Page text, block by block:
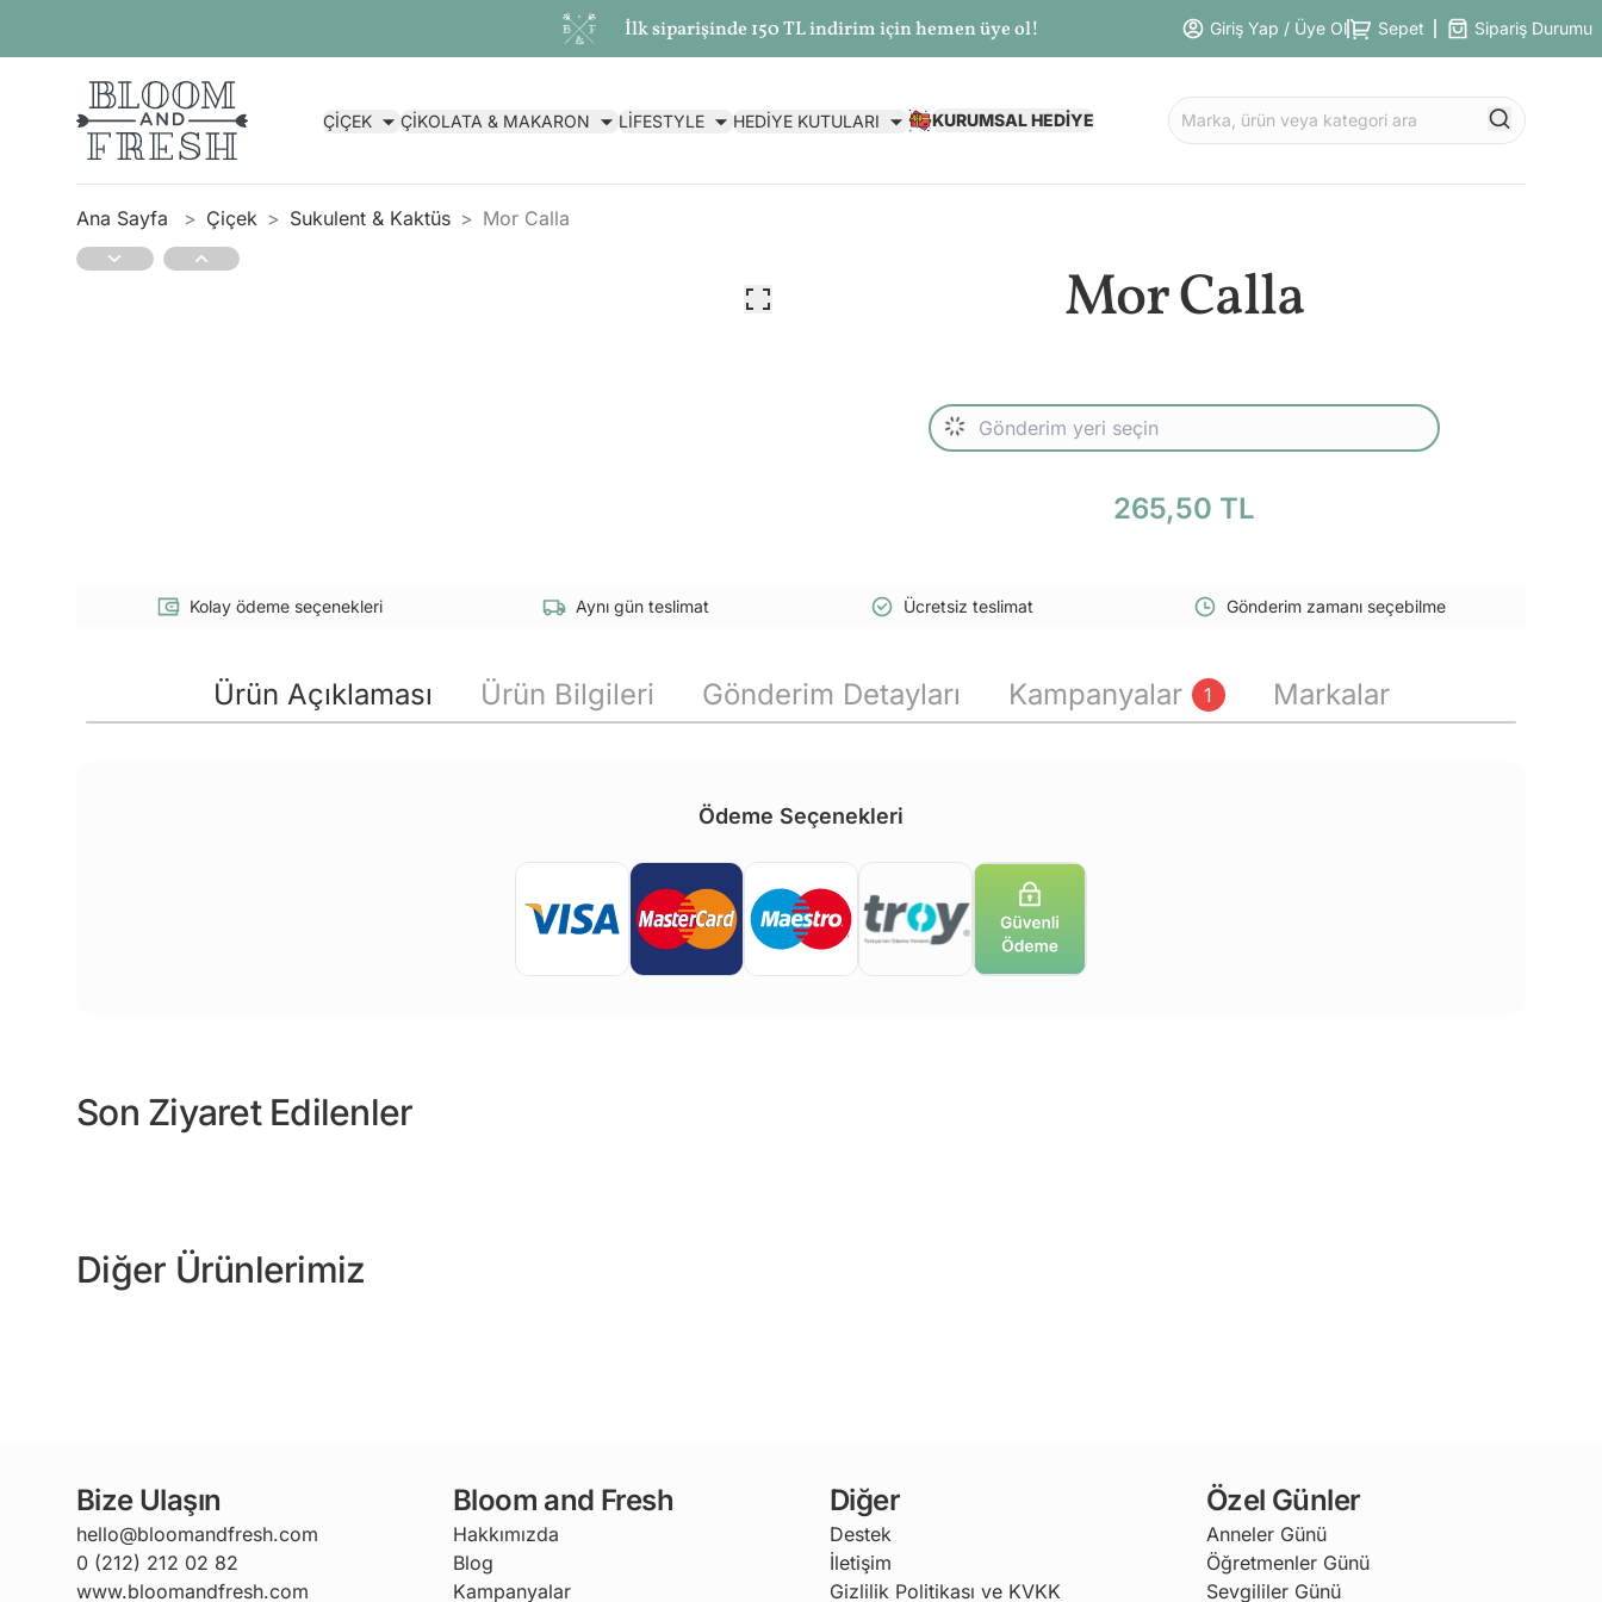
İlk siparişinde 150 TL indirim için hemen üye ol! Giriş Yap / Üye Ol Sepet Sipariş Durumu
ÇİÇEK ÇİKOLATA & MAKARON LİFESTYLE HEDİYE KUTULARI KURUMSAL HEDİYE
Ana Sayfa Çiçek Sukulent & Kaktüs Mor Calla
Mor Calla
265,50 TL
Kolay ödeme seçenekleri Aynı gün teslimat Ücretsiz teslimat Gönderim zamanı seçebilme
Ürün Açıklaması Ürün Bilgileri Gönderim Detayları Kampanyalar 1 Markalar
Ödeme Seçenekleri
Son Ziyaret Edilenler
Diğer Ürünlerimiz
Bize Ulaşın
hello@bloomandfresh.com
0 (212) 212 02 82
www.bloomandfresh.com
Bloom and Fresh
Hakkımızda
Blog
Kampanyalar
Diğer
Destek
İletişim
Gizlilik Politikası ve KVKK
Özel Günler
Anneler Günü
Öğretmenler Günü
Sevgililer Günü